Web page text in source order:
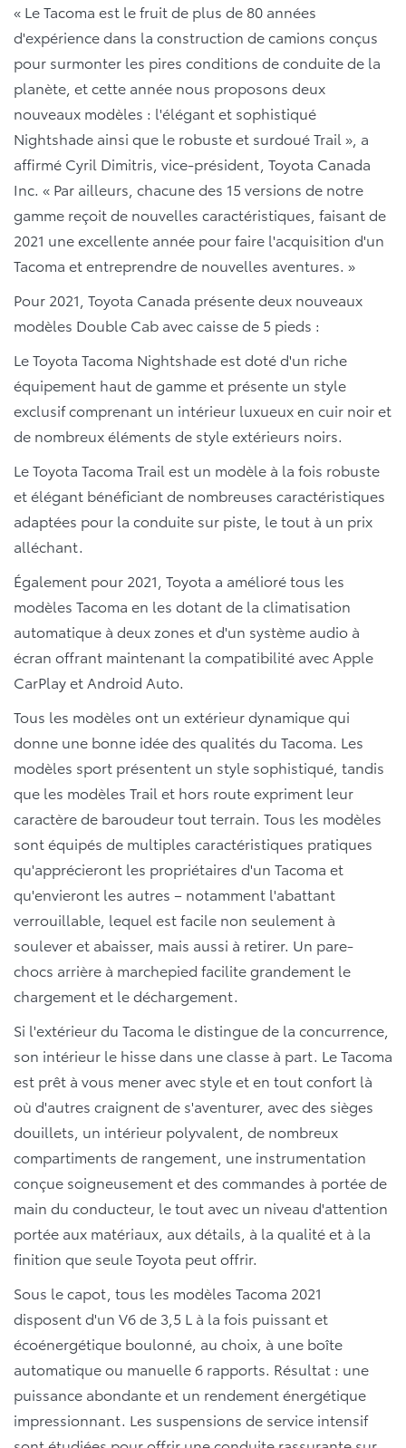
« Le Tacoma est le fruit de plus de 80 années
d'expérience dans la construction de camions conçus
pour surmonter les pires conditions de conduite de la
planète, et cette année nous proposons deux
nouveaux modèles : l'élégant et sophistiqué
Nightshade ainsi que le robuste et surdoué Trail », a
affirmé Cyril Dimitris, vice-président, Toyota Canada
Inc. « Par ailleurs, chacune des 15 versions de notre
gamme reçoit de nouvelles caractéristiques, faisant de
2021 une excellente année pour faire l'acquisition d'un
Tacoma et entreprendre de nouvelles aventures. »
Pour 2021, Toyota Canada présente deux nouveaux
modèles Double Cab avec caisse de 5 pieds :
Le Toyota Tacoma Nightshade est doté d'un riche
équipement haut de gamme et présente un style
exclusif comprenant un intérieur luxueux en cuir noir et
de nombreux éléments de style extérieurs noirs.
Le Toyota Tacoma Trail est un modèle à la fois robuste
et élégant bénéficiant de nombreuses caractéristiques
adaptées pour la conduite sur piste, le tout à un prix
alléchant.
Également pour 2021, Toyota a amélioré tous les
modèles Tacoma en les dotant de la climatisation
automatique à deux zones et d'un système audio à
écran offrant maintenant la compatibilité avec Apple
CarPlay et Android Auto.
Tous les modèles ont un extérieur dynamique qui
donne une bonne idée des qualités du Tacoma. Les
modèles sport présentent un style sophistiqué, tandis
que les modèles Trail et hors route expriment leur
caractère de baroudeur tout terrain. Tous les modèles
sont équipés de multiples caractéristiques pratiques
qu'apprécieront les propriétaires d'un Tacoma et
qu'envieront les autres – notamment l'abattant
verrouillable, lequel est facile non seulement à
soulever et abaisser, mais aussi à retirer. Un pare-
chocs arrière à marchepied facilite grandement le
chargement et le déchargement.
Si l'extérieur du Tacoma le distingue de la concurrence,
son intérieur le hisse dans une classe à part. Le Tacoma
est prêt à vous mener avec style et en tout confort là
où d'autres craignent de s'aventurer, avec des sièges
douillets, un intérieur polyvalent, de nombreux
compartiments de rangement, une instrumentation
conçue soigneusement et des commandes à portée de
main du conducteur, le tout avec un niveau d'attention
portée aux matériaux, aux détails, à la qualité et à la
finition que seule Toyota peut offrir.
Sous le capot, tous les modèles Tacoma 2021
disposent d'un V6 de 3,5 L à la fois puissant et
écoénergétique boulonné, au choix, à une boîte
automatique ou manuelle 6 rapports. Résultat : une
puissance abondante et un rendement énergétique
impressionnant. Les suspensions de service intensif